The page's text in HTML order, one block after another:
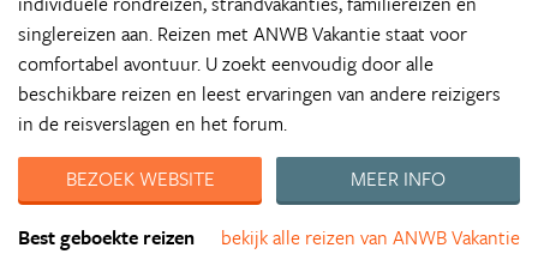
singlereizen aan. Reizen met ANWB Vakantie staat voor
comfortabel avontuur. U zoekt eenvoudig door alle
beschikbare reizen en leest ervaringen van andere reizigers
in de reisverslagen en het forum.
BEZOEK WEBSITE
MEER INFO
bekijk alle reizen van ANWB Vakantie
Best geboekte reizen